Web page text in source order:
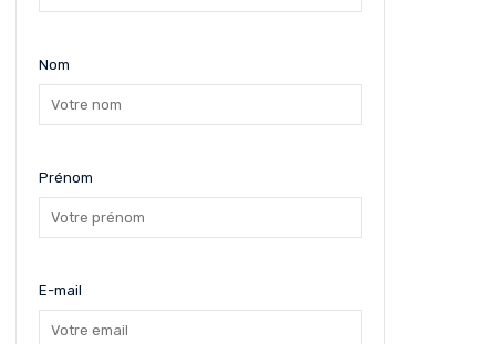
Nom
Prénom
E-mail